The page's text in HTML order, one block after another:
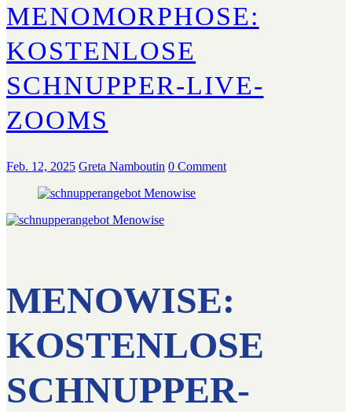
MENOMORPHOSE:
KOSTENLOSE
SCHNUPPER-LIVE-
ZOOMS
Feb. 12, 2025 Greta Namboutin 0 Comment
MENOWISE:
KOSTENLOSE
SCHNUPPER-